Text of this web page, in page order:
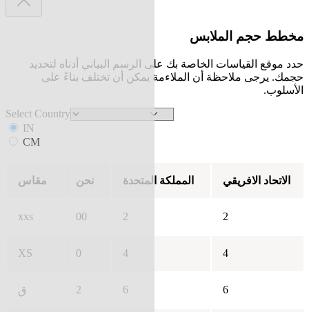
مخطط حجم الملابس
حدد موقع القياسات الخاصة بك على الرسم البياني أدناه لتحديد
حجمك. يرجى ملاحظة أن الملاءمة يمكن أن تختلف بناءً على
الأسلوب.
Select Country
IN
CM
مقاس نحن المملكة المتحدة الاتحاد الافريقي
xxs 00 2 2
XS 0 4 4
ق 2 6 6